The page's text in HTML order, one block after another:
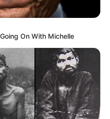
On With Michelle